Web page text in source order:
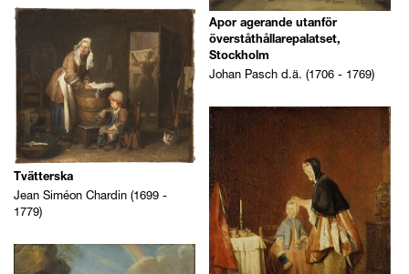
Apor agerande utanför
överståthållarepalatset,
Stockholm
Johan Pasch d.ä. (1706 - 1769)
Tvätterska
Jean Siméon Chardin (1699 -
1779)